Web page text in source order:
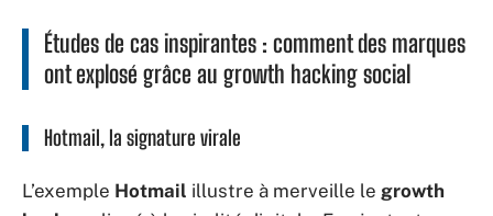
Études de cas inspirantes : comment des marques
ont explosé grâce au growth hacking social
Hotmail, la signature virale
L’exemple Hotmail illustre à merveille le growth